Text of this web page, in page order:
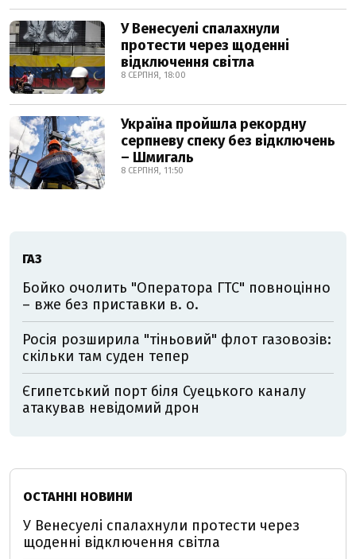
У Венесуелі спалахнули
протести через щоденні
відключення світла
8 СЕРПНЯ, 18:00
Україна пройшла рекордну
серпневу спеку без відключень
– Шмигаль
8 СЕРПНЯ, 11:50
ГАЗ
Бойко очолить "Оператора ГТС" повноцінно
– вже без приставки в. о.
Росія розширила "тіньовий" флот газовозів:
скільки там суден тепер
Єгипетський порт біля Суецького каналу
атакував невідомий дрон
ОСТАННІ НОВИНИ
У Венесуелі спалахнули протести через
щоденні відключення світла